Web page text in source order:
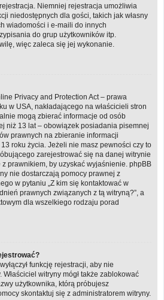
Niemniej rejestracja umożliwia
niedostępnych dla gości, takich jak własny
wiadomości i e-maili do innych
do grup użytkowników itp.
więc zaleca się jej wykonanie.
Privacy and Protection Act – prawa
w USA, nakładającego na właścicieli stron
mogą zbierać informacje od osób
niż 13 lat – obowiązek posiadania pisemnej
prawnych na zbieranie informacji
roku życia. Jeżeli nie masz pewności czy to
zarejestrować się na danej witrynie
prawnikiem, by uzyskać wyjaśnienie. phpBB
nie dostarczają pomocy prawnej z
w pytaniu „Z kim się kontaktować w
prawnych związanych z tą witryną?”, a
dla wszelkiego rodzaju porad
funkcję rejestracji, aby nie
witryny mógł także zablokować
użytkownika, którą próbujesz
skontaktuj się z administratorem witryny.